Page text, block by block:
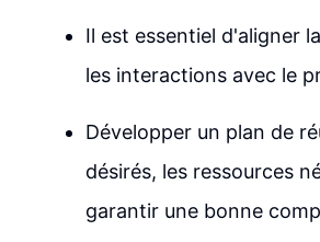
Il est essentiel d'aligner
les interactions avec le
Développer un plan de
désirés, les ressources
garantir une bonne